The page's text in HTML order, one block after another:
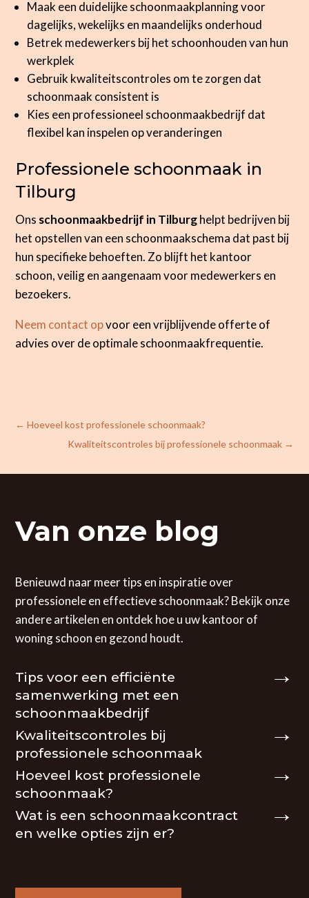
Maak een duidelijke schoonmaakplanning voor
dagelijks, wekelijks en maandelijks onderhoud
Betrek medewerkers bij het schoonhouden van hun
werkplek
Gebruik kwaliteitscontroles om te zorgen dat
schoonmaak consistent is
Kies een professioneel schoonmaakbedrijf dat
flexibel kan inspelen op veranderingen
Professionele schoonmaak in
Tilburg
Ons schoonmaakbedrijf in Tilburghelpt bedrijven bij
het opstellen van een schoonmaakschema dat past bij
hun specifieke behoeften. Zo blijft het kantoor
schoon, veilig en aangenaam voor medewerkers en
bezoekers.
Neem contact opvoor een vrijblijvende offerte of
advies over de optimale schoonmaakfrequentie.
←Hoeveel kost professionele schoonmaak?
Kwaliteitscontroles bij professionele schoonmaak→
Van onze blog
Benieuwd naar meer tips en inspiratie over
professionele en effectieve schoonmaak? Bekijk onze
andere artikelen en ontdek hoe u uw kantoor of
woning schoon en gezond houdt.
Tips voor een efficiënte
samenwerking met een
schoonmaakbedrijf
Kwaliteitscontroles bij
professionele schoonmaak
Hoeveel kost professionele
schoonmaak?
Wat is een schoonmaakcontract
en welke opties zijn er?